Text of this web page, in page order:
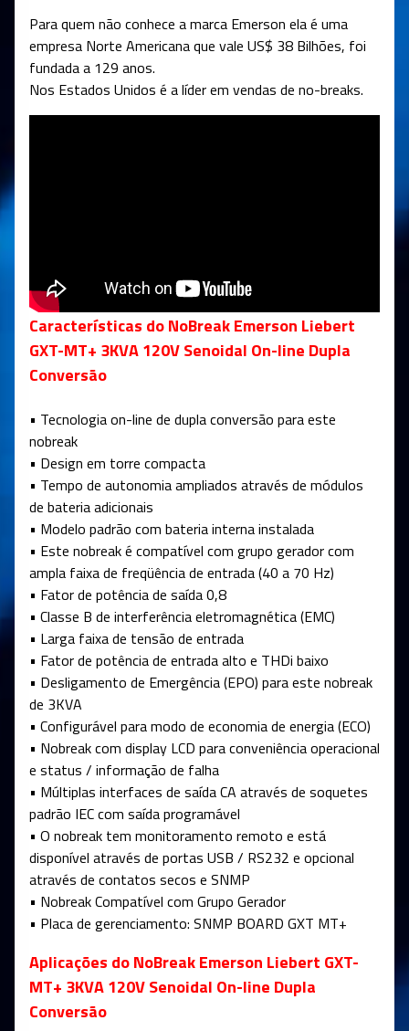
Para quem não conhece a marca Emerson ela é uma
empresa Norte Americana que vale US$ 38 Bilhões, foi
fundada a 129 anos.
Nos Estados Unidos é a líder em vendas de no-breaks.
Características do NoBreak Emerson Liebert
GXT-MT+ 3KVA 120V Senoidal On-line Dupla
Conversão
• Tecnologia on-line de dupla conversão para este
nobreak
• Design em torre compacta
• Tempo de autonomia ampliados através de módulos
de bateria adicionais
• Modelo padrão com bateria interna instalada
• Este nobreak é compatível com grupo gerador com
ampla faixa de freqüência de entrada (40 a 70 Hz)
• Fator de potência de saída 0,8
• Classe B de interferência eletromagnética (EMC)
• Larga faixa de tensão de entrada
• Fator de potência de entrada alto e THDi baixo
• Desligamento de Emergência (EPO) para este nobreak
de 3KVA
• Configurável para modo de economia de energia (ECO)
• Nobreak com display LCD para conveniência operacional
e status / informação de falha
• Múltiplas interfaces de saída CA através de soquetes
padrão IEC com saída programável
• O nobreak tem monitoramento remoto e está
disponível através de portas USB / RS232 e opcional
através de contatos secos e SNMP
• Nobreak Compatível com Grupo Gerador
• Placa de gerenciamento: SNMP BOARD GXT MT+
Aplicações do NoBreak Emerson Liebert GXT-
MT+ 3KVA 120V Senoidal On-line Dupla
Conversão